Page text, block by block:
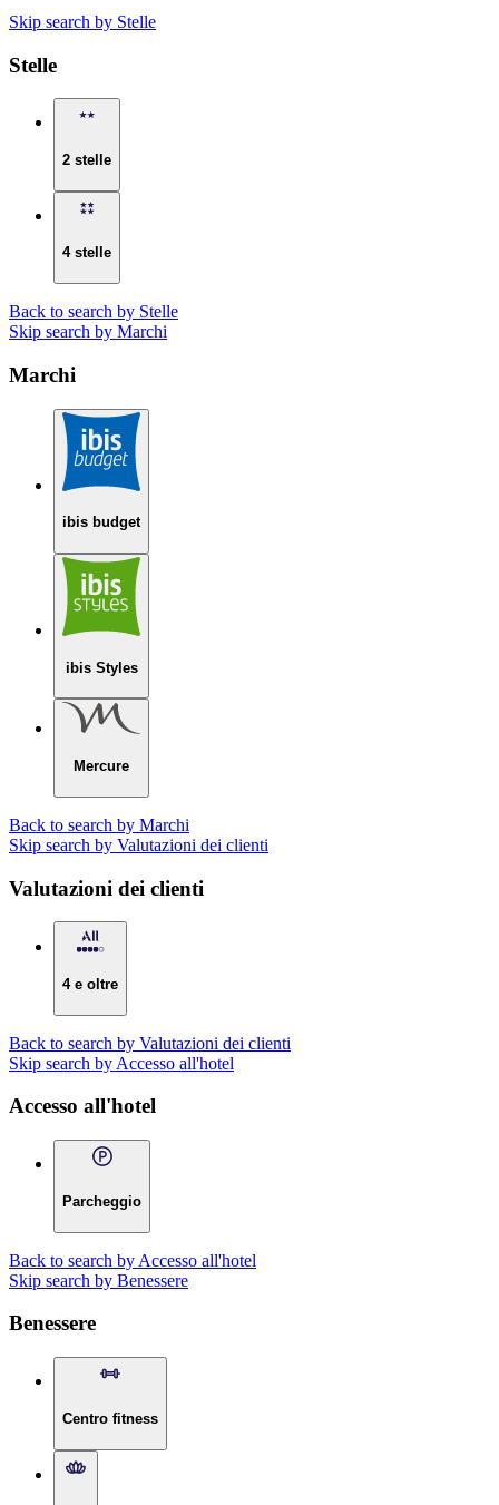
Skip search by Stelle
Stelle
2 stelle
4 stelle
Back to search by Stelle
Skip search by Marchi
Marchi
ibis budget
ibis Styles
Mercure
Back to search by Marchi
Skip search by Valutazioni dei clienti
Valutazioni dei clienti
4 e oltre
Back to search by Valutazioni dei clienti
Skip search by Accesso all'hotel
Accesso all'hotel
Parcheggio
Back to search by Accesso all'hotel
Skip search by Benessere
Benessere
Centro fitness